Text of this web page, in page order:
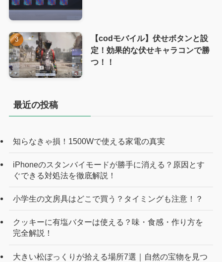
【codモバイル】伏せボタンと設
定！効果的な伏せキャラコンで勝
つ！！
最近の投稿
知らなきゃ損！1500Wで使える家電の真実
iPhoneのスタンバイモードが勝手に消える？原因とす
ぐできる対処法を徹底解説！
小学生の文房具はどこで買う？タイミングも注意！？
クッキーに有塩バターは使える？味・食感・作り方を
完全解説！
大きい松ぼっくりが拾える場所7選｜自然の宝物を見つ